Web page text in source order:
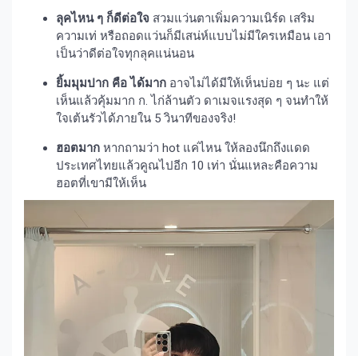
ลุคไหน ๆ ก็ดีต่อใจ สวมแว่นตาเพิ่มความเนิร์ด เสริม
ความเท่ หรือถอดแว่นก็มีเสน่ห์แบบไม่มีใครเหมือน เอา
เป็นว่าดีต่อใจทุกลุคแน่นอน
ยิ้มมุมปาก คือ ได้มาก อาจไม่ได้มีให้เห็นบ่อย ๆ นะ แต่
เห็นแล้วคุ้มมาก ก. ไก่ล้านตัว ดาเมจแรงสุด ๆ จนทำให้
ใจเต้นรัวได้ภายใน 5 วินาทีของจริง!
ฮอตมาก หากถามว่า hot แค่ไหน ให้ลองนึกถึงแดด
ประเทศไทยแล้วคูณไปอีก 10 เท่า นั่นแหละคือความ
ฮอตที่เขามีให้เห็น